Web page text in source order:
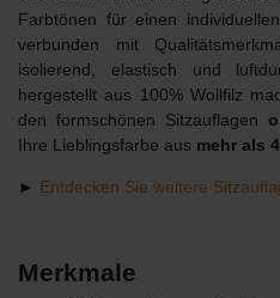
Farbtönen für einen
verbunden mit
isolierend, elastisch und
hergestellt aus 100% Wollfilz
den formschönen Sitzauflagen
Ihre Lieblingsfarbe aus mehr als
► Entdecken Sie weitere
Merkmale